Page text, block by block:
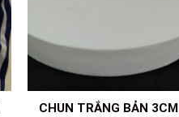
CHUN TRẮNG BẢN 3CM